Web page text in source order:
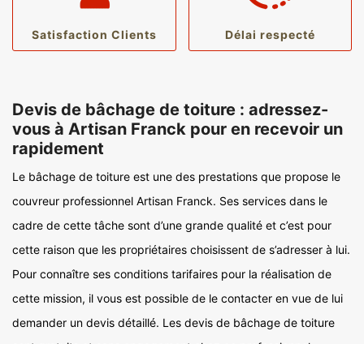
Satisfaction Clients Délai respecté
Devis de bâchage de toiture : adressez-
vous à Artisan Franck pour en recevoir un
rapidement
Le bâchage de toiture est une des prestations que propose le
couvreur professionnel Artisan Franck. Ses services dans le
cadre de cette tâche sont d’une grande qualité et c’est pour
cette raison que les propriétaires choisissent de s’adresser à lui.
Pour connaître ses conditions tarifaires pour la réalisation de
cette mission, il vous est possible de le contacter en vue de lui
demander un devis détaillé. Les devis de bâchage de toiture